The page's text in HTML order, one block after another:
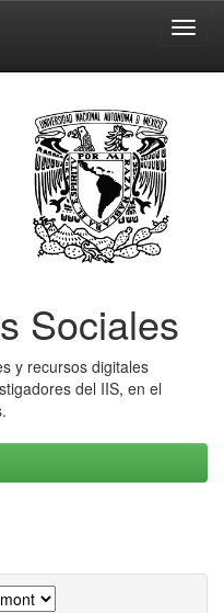
Sociales
y recursos digitales
del IIS, en el